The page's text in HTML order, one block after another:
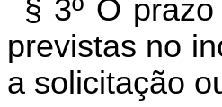
§ 3º O
previstas no
a solicitação